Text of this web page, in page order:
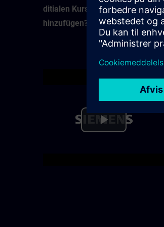
ditialen Kursmaterial
hinzufügen?
Play